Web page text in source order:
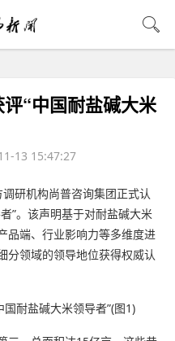
“中国耐盐碱大米
13 15:47:27
研机构尚普咨询集团正式认
”。该声明基于对耐盐碱大米
品端、行业影响力等多维度进
分领域的领导地位获得权威认